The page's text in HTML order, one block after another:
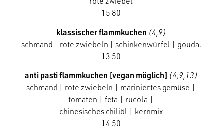
15.80
klassischer flammkuchen (4,9)
schmand | rote zwiebeln | schinkenwürfel | gouda.
13.50
anti pasti flammkuchen [vegan möglich] (4,9,13)
schmand | rote zwiebeln | mariniertes gemüse |
tomaten | feta | rucola |
chinesisches chiliöl | kernmix
14.50